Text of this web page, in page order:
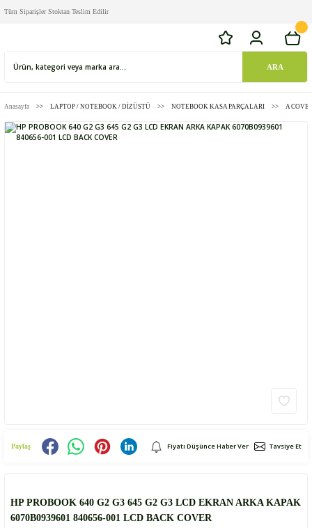
Tüm Siparişler Stoktan Teslim Edilir
ARA
Anasayfa LAPTOP / NOTEBOOK / DİZÜSTÜ NOTEBOOK KASA PARÇALARI A
Paylaş Fiyatı Düşünce Haber Ver Tavsiye Et
HP PROBOOK 640 G2 G3 645 G2 G3 LCD EKRAN ARKA KAPAK
6070B0939601 840656-001 LCD BACK COVER